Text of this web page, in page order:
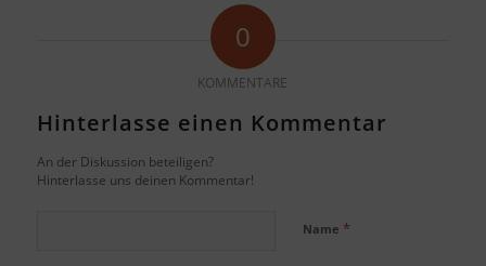
0
KOMMENTARE
Hinterlasse einen Kommentar
An der Diskussion beteiligen?
Hinterlasse uns deinen Kommentar!
Name *